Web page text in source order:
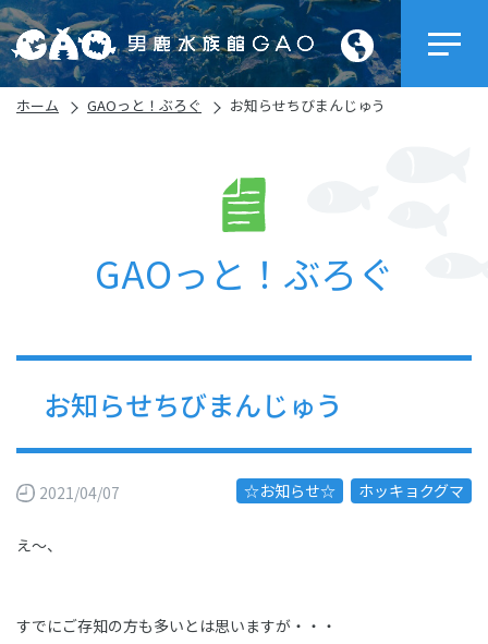
ホーム GAOっと！ぶろぐ お知らせちびまんじゅう
GAOっと！ぶろぐ
お知らせちびまんじゅう
2021/04/07 ☆お知らせ☆ ホッキョクグマ
え～、
すでにご存知の方も多いとは思いますが・・・